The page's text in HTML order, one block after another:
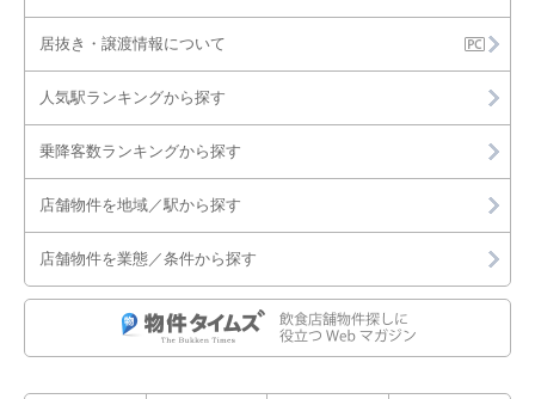
居抜き・譲渡情報について
人気駅ランキングから探す
乗降客数ランキングから探す
店舗物件を地域／駅から探す
店舗物件を業態／条件から探す